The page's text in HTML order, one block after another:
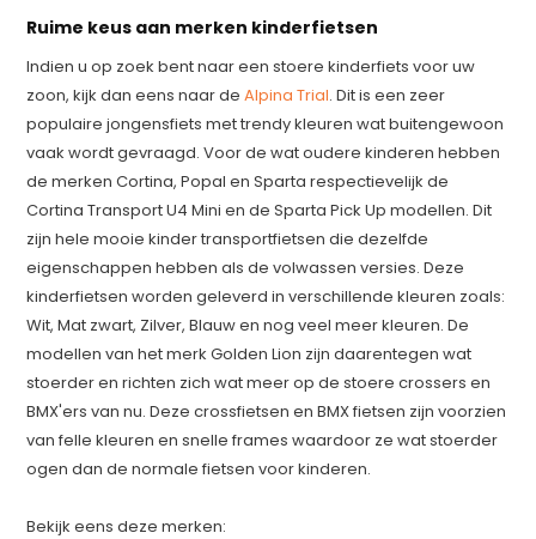
Ruime keus aan merken kinderfietsen
Indien u op zoek bent naar een stoere kinderfiets voor uw
zoon, kijk dan eens naar deAlpina Trial. Dit is een zeer
populaire jongensfiets met trendy kleuren wat buitengewoon
vaak wordt gevraagd. Voor de wat oudere kinderen hebben
de merken Cortina, Popal en Sparta respectievelijk de
Cortina Transport U4 Mini en de Sparta Pick Up modellen. Dit
zijn hele mooie kinder transportfietsen die dezelfde
eigenschappen hebben als de volwassen versies. Deze
kinderfietsen worden geleverd in verschillende kleuren zoals:
Wit, Mat zwart, Zilver, Blauw en nog veel meer kleuren. De
modellen van het merk Golden Lion zijn daarentegen wat
stoerder en richten zich wat meer op de stoere crossers en
BMX'ers van nu. Deze crossfietsen en BMX fietsen zijn voorzien
van felle kleuren en snelle frames waardoor ze wat stoerder
ogen dan de normale fietsen voor kinderen.
Bekijk eens deze merken: